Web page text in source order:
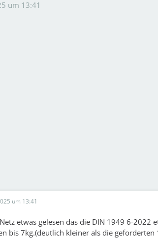
um 13:41
um 13:41
etwas gelesen das die DIN 1949 6-2022
bis 7kg.(deutlich kleiner als die